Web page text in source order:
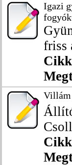
Igazi
friss
Villám